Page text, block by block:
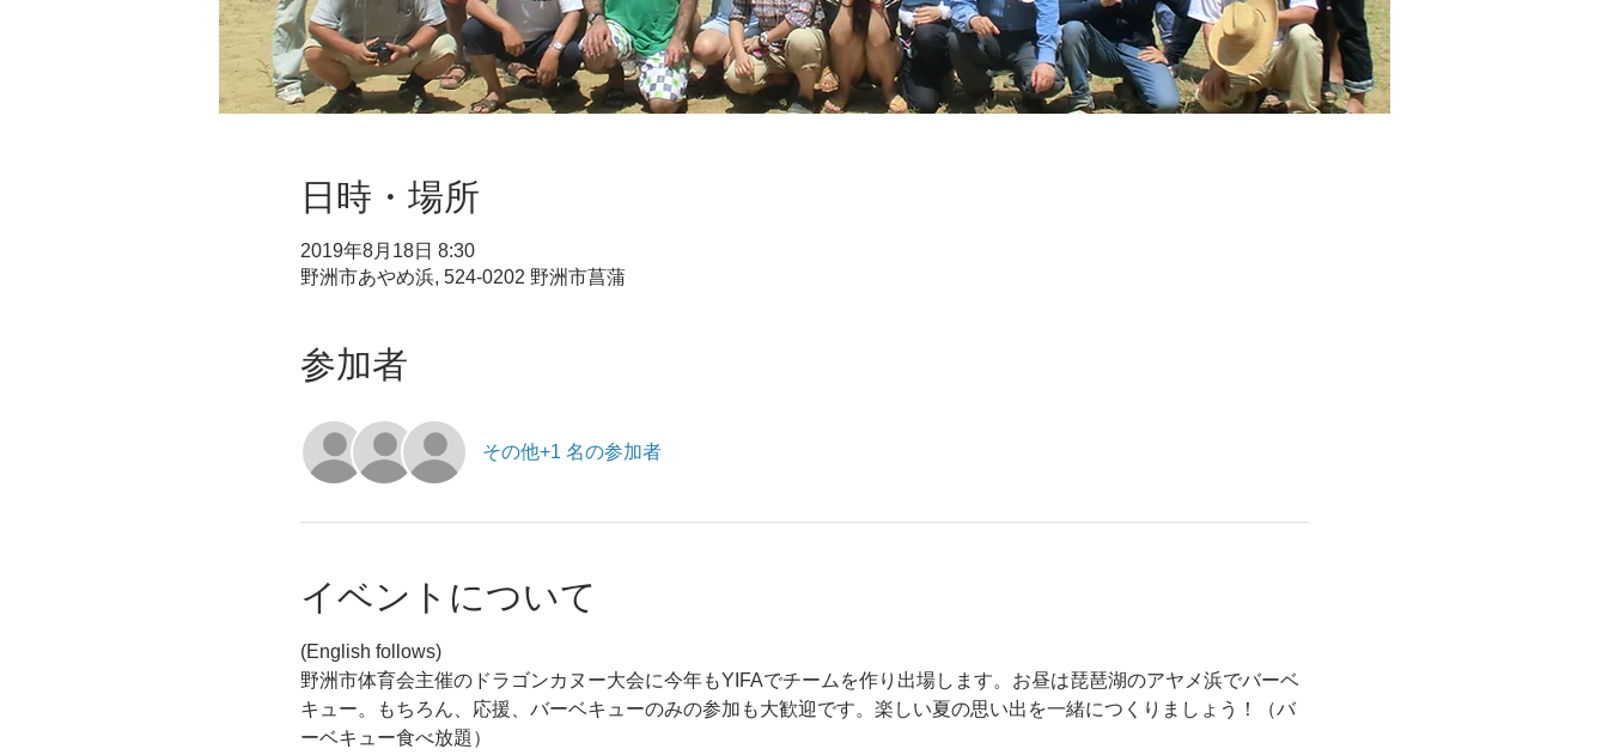
日時・場所
2019年8月18日 8:30
野洲市あやめ浜, 524-0202 野洲市菖蒲
参加者
その他+1 名の参加者
イベントについて
(English follows)
野洲市体育会主催のドラゴンカヌー大会に今年もYIFAでチームを作り出場します。お昼は琵琶湖のアヤメ浜でバーベ
キュー。もちろん、応援、バーベキューのみの参加も大歓迎です。楽しい夏の思い出を一緒につくりましょう！（バ
ーベキュー食べ放題）